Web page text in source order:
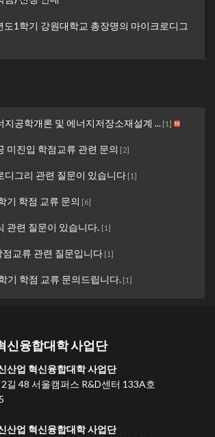
도1학기 강원대학교 총장명의 마이크로디그
지공학개론 및 에너지저장소재설계 ... [1]
미진입 학점교류 관련 문의 [2]
디그리 관련 질문이 있습니다 [1]
기 학점 교류 문의 [6]
관련 질문이 있습니다. [1]
교류 관련 질문입니다 [1]
기 학점 교류 문의드립니다. [1]
신융합대학 사업단
산업 혁신융합대학 사업단
길 48 서울캠퍼스 R&D센터 133A호
산업 혁신융합대학 사업단